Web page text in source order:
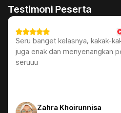
Testimoni Peserta
Seru banget kelasnya, kakak-
juga enak dan menyenangkan
seruuu
Zahra Khoirunnisa